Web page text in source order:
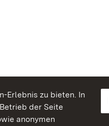
Erlebnis zu bieten. In
der Seite
anonymen